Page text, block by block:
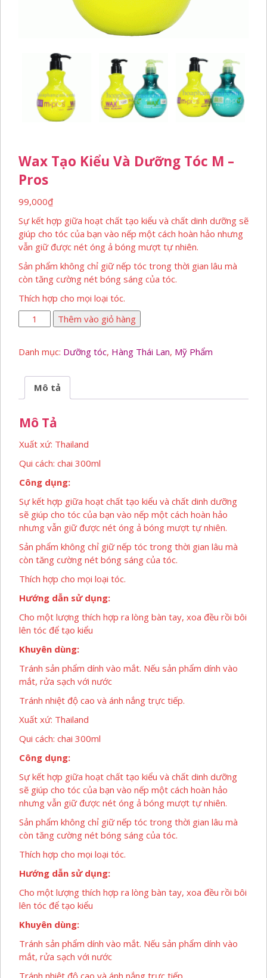
Wax Tạo Kiểu Và Dưỡng Tóc M –
Pros
99,000₫
Sự kết hợp giữa hoạt chất tạo kiểu và chất dinh dưỡng sẽ
giúp cho tóc của bạn vào nếp một cách hoàn hảo nhưng
vẫn giữ được nét óng ả bóng mượt tự nhiên.
Sản phẩm không chỉ giữ nếp tóc trong thời gian lâu mà
còn tăng cường nét bóng sáng của tóc.
Thích hợp cho mọi loại tóc.
Wax
Tạo
Và
Pros
lượng
Thêm vào giỏ hàng
Danh mục: Dưỡng tóc, Hàng Thái Lan, Mỹ Phẩm
Mô tả
Mô Tả
Xuất xứ: Thailand
Qui cách: chai 300ml
Công dụng:
Sự kết hợp giữa hoạt chất tạo kiểu và chất dinh dưỡng
sẽ giúp cho tóc của bạn vào nếp một cách hoàn hảo
nhưng vẫn giữ được nét óng ả bóng mượt tự nhiên.
Sản phẩm không chỉ giữ nếp tóc trong thời gian lâu mà
còn tăng cường nét bóng sáng của tóc.
Thích hợp cho mọi loại tóc.
Hướng dẫn sử dụng:
Cho một lượng thích hợp ra lòng bàn tay, xoa đều rồi bôi
lên tóc để tạo kiểu
Khuyên dùng:
Tránh sản phẩm dính vào mắt. Nếu sản phẩm dính vào
mắt, rửa sạch với nước
Tránh nhiệt độ cao và ánh nắng trực tiếp.
Xuất xứ: Thailand
Qui cách: chai 300ml
Công dụng:
Sự kết hợp giữa hoạt chất tạo kiểu và chất dinh dưỡng
sẽ giúp cho tóc của bạn vào nếp một cách hoàn hảo
nhưng vẫn giữ được nét óng ả bóng mượt tự nhiên.
Sản phẩm không chỉ giữ nếp tóc trong thời gian lâu mà
còn tăng cường nét bóng sáng của tóc.
Thích hợp cho mọi loại tóc.
Hướng dẫn sử dụng:
Cho một lượng thích hợp ra lòng bàn tay, xoa đều rồi bôi
lên tóc để tạo kiểu
Khuyên dùng:
Tránh sản phẩm dính vào mắt. Nếu sản phẩm dính vào
mắt, rửa sạch với nước